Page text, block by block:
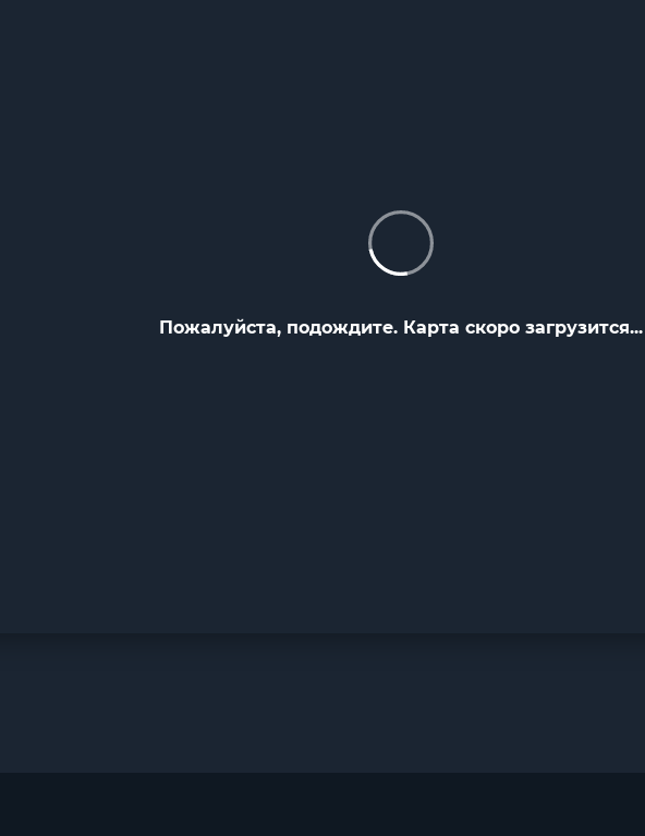
Пожалуйста, подождите. Карта скоро загрузится...